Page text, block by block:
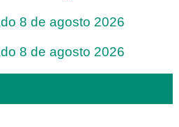
8 de agosto 2026
8 de agosto 2026